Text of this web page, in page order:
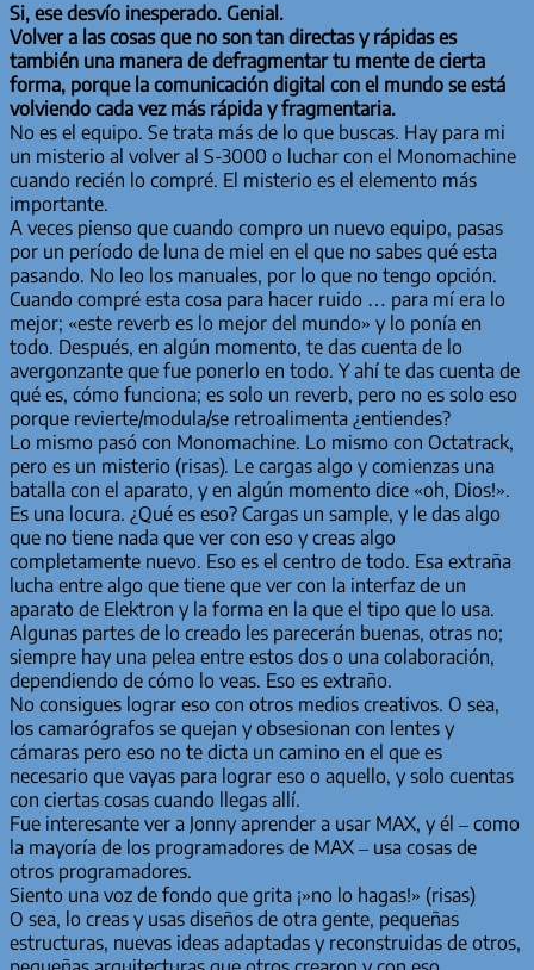
Si, ese desvío inesperado. Genial.
Volver a las cosas que no son tan directas y rápidas es
también una manera de defragmentar tu mente de cierta
forma, porque la comunicación digital con el mundo se está
volviendo cada vez más rápida y fragmentaria.
No es el equipo. Se trata más de lo que buscas. Hay para mi
un misterio al volver al S-3000 o luchar con el Monomachine
cuando recién lo compré. El misterio es el elemento más
importante.
A veces pienso que cuando compro un nuevo equipo, pasas
por un período de luna de miel en el que no sabes qué esta
pasando. No leo los manuales, por lo que no tengo opción.
Cuando compré esta cosa para hacer ruido … para mí era lo
mejor; «este reverb es lo mejor del mundo» y lo ponía en
todo. Después, en algún momento, te das cuenta de lo
avergonzante que fue ponerlo en todo. Y ahí te das cuenta de
qué es, cómo funciona; es solo un reverb, pero no es solo eso
porque revierte/modula/se retroalimenta ¿entiendes?
Lo mismo pasó con Monomachine. Lo mismo con Octatrack,
pero es un misterio (risas). Le cargas algo y comienzas una
batalla con el aparato, y en algún momento dice «oh, Dios!».
Es una locura. ¿Qué es eso? Cargas un sample, y le das algo
que no tiene nada que ver con eso y creas algo
completamente nuevo. Eso es el centro de todo. Esa extraña
lucha entre algo que tiene que ver con la interfaz de un
aparato de Elektron y la forma en la que el tipo que lo usa.
Algunas partes de lo creado les parecerán buenas, otras no;
siempre hay una pelea entre estos dos o una colaboración,
dependiendo de cómo lo veas. Eso es extraño.
No consigues lograr eso con otros medios creativos. O sea,
los camarógrafos se quejan y obsesionan con lentes y
cámaras pero eso no te dicta un camino en el que es
necesario que vayas para lograr eso o aquello, y solo cuentas
con ciertas cosas cuando llegas allí.
Fue interesante ver a Jonny aprender a usar MAX, y él – como
la mayoría de los programadores de MAX – usa cosas de
otros programadores.
Siento una voz de fondo que grita ¡»no lo hagas!» (risas)
O sea, lo creas y usas diseños de otra gente, pequeñas
estructuras, nuevas ideas adaptadas y reconstruidas de otros,